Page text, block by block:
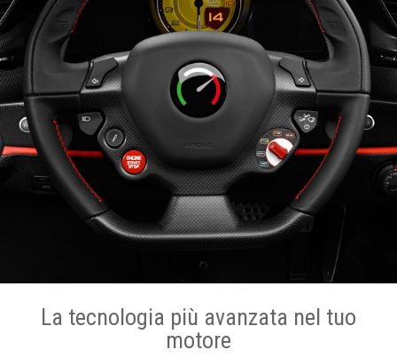
La tecnologia più avanzata nel tuo
motore